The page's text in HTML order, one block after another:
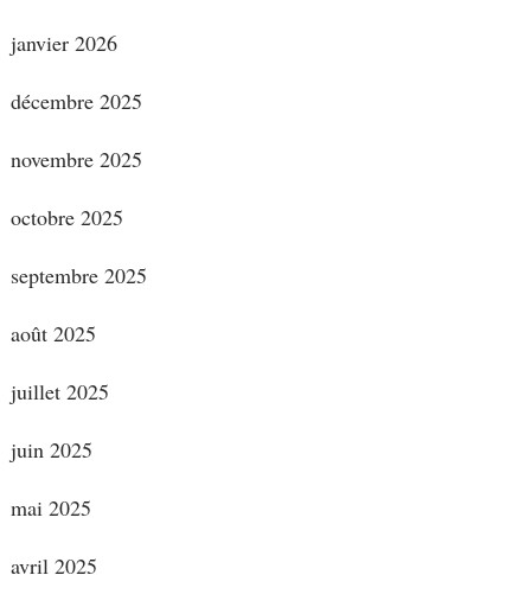
janvier 2026
décembre 2025
novembre 2025
octobre 2025
septembre 2025
août 2025
juillet 2025
juin 2025
mai 2025
avril 2025